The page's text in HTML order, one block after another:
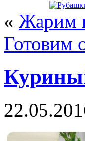
« Жарим
Готовим